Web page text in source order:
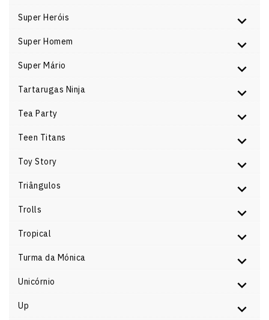
Super Heróis
Super Homem
Super Mário
Tartarugas Ninja
Tea Party
Teen Titans
Toy Story
Triângulos
Trolls
Tropical
Turma da Mónica
Unicórnio
Up